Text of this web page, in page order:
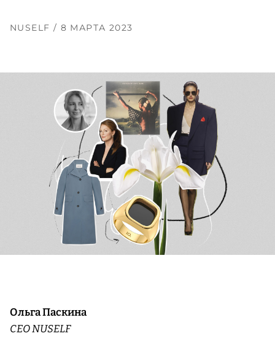
NUSELF / 8 МАРТА 2023
Ольга Паскина
CEO NUSELF